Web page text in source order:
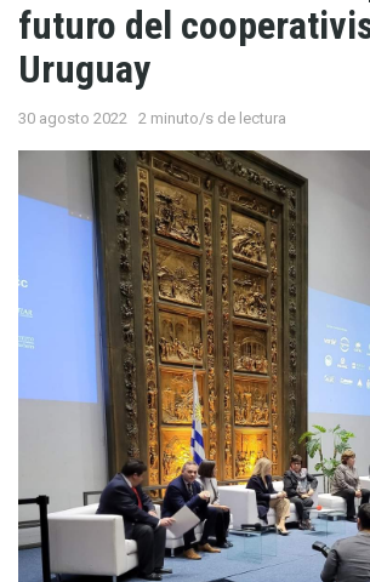
futuro del
Uruguay
30 agosto 2022 2 minuto/s de lectura